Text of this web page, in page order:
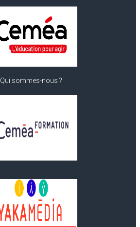
Qui sommes-nous ?